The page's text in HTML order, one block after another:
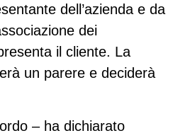
dell’azienda e da
dei
il cliente. La
un parere e deciderà
– ha dichiarato